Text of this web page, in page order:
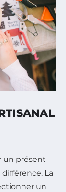
un présent
La
un